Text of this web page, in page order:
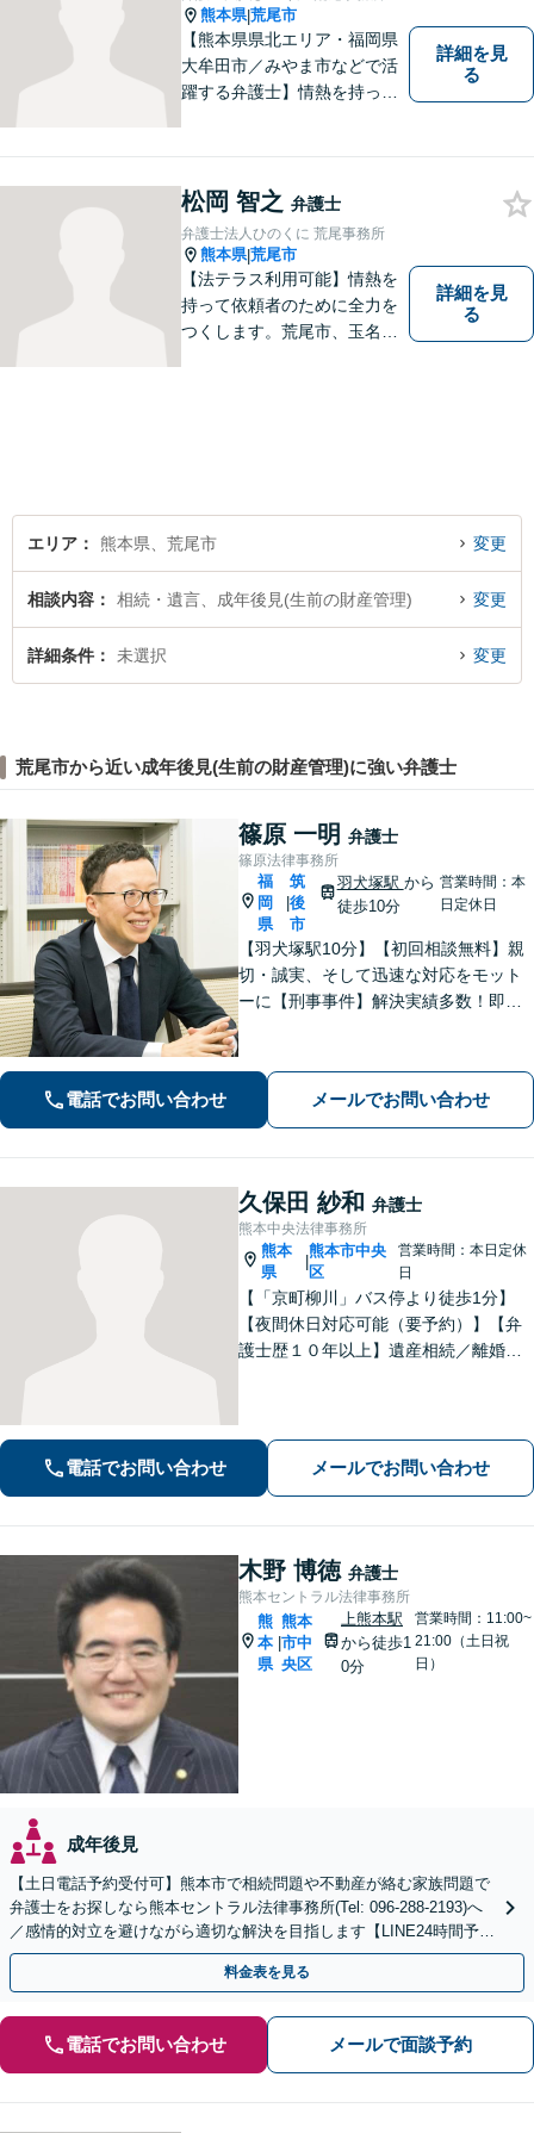
熊本県|荒尾市
【熊本県県北エリア・福岡県
大牟田市／みやま市などで活
躍する弁護士】情熱を持って
す。離婚 、相続、交通事故、
企業法務など幅広いお困りご
とに対応可能です！
詳細を見
る
松岡 智之 弁護士
弁護士法人ひのくに 荒尾事務所
熊本県|荒尾市
【法テラス利用可能】情熱を
持って依頼者のために全力を
つくします。荒尾市、玉名郡
詳細を見
る
エリア 熊本県、荒尾市 変更
相談内容 相続・遺言、成年後見(生前の財産管理) 変更
詳細条件 未選択 変更
荒尾市から近い成年後見(生前の財産管理)に強い弁護士
篠原 一明 弁護士
篠原法律事務所
福
岡
県
筑
後
市
羽犬塚駅 から
徒歩10分
営業時間：本
日定休日
【羽犬塚駅10分】【初回相談無料】親
切・誠実、そして迅速な対応をモット
ーに【刑事事件】解決実績多数！即時
選択肢と法的権利を明確にし、納得の
いく決断ができるよう支援いたします
電話でお問い合わせ メールでお問い合わせ
久保田 紗和 弁護士
熊本中央法律事務所
熊本
県
|
熊本市中央
区
営業時間：本日定休
日
【「京町柳川」バス停より徒歩1分】
【夜間休日対応可能（要予約）】【弁
護士歴１０年以上】遺産相続／離婚・
す。お気軽にご相談ください。
電話でお問い合わせ メールでお問い合わせ
木野 博徳 弁護士
熊本セントラル法律事務所
熊
本
県
熊本
市中
央区
上熊本駅
から徒歩1
0分
営業時間：11:00~
21:00（土日祝
日）
成年後見
【土日電話予約受付可】熊本市で相続問題や不動産が絡む家族問題で
弁護士をお探しなら熊本セントラル法律事務所(Tel: 096-288-2193)へ
／感情的対立を避けながら適切な解決を目指します【LINE24時間予約
受付可】【休日・夜間相談可】
料金表を見る
電話でお問い合わせ メールで面談予約